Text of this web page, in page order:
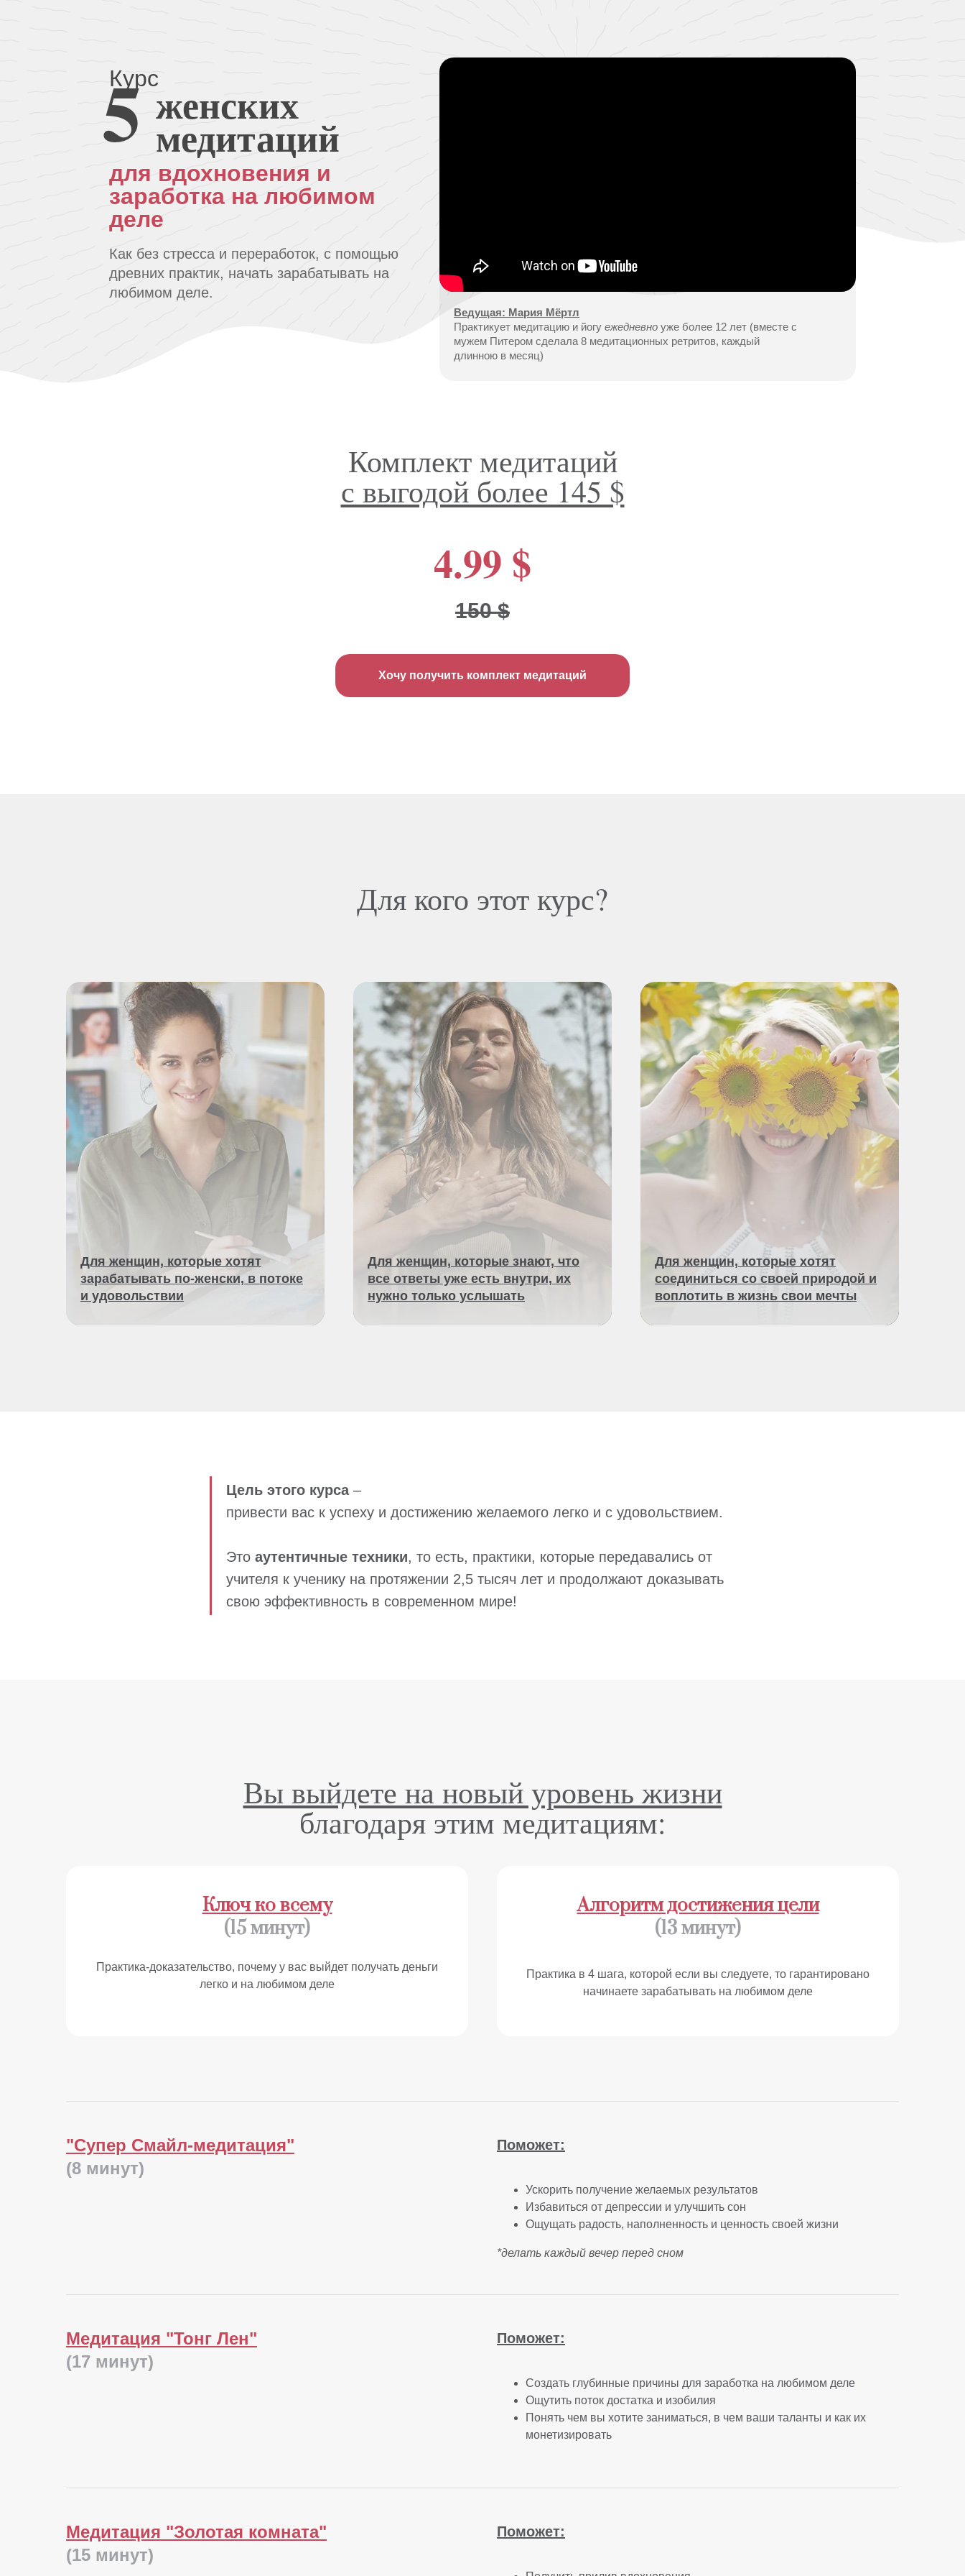
5 женских
медитаций
для вдохновения и
заработка на любимом
деле
Как без стресса и переработок, с помощью
древних практик, начать зарабатывать на
любимом деле.
Ведущая: Мария Мёртл
Практикует медитацию и йогу ежедневно уже более 12 лет (вместе с
мужем Питером сделала 8 медитационных ретритов, каждый
длинною в месяц)
Курс
Комплект медитаций
с выгодой более 145 $
4.99 $
150 $
Хочу получить комплект медитаций
Для кого этот курс?
Для женщин, которые хотят
зарабатывать по-женски, в потоке
и удовольствии
Для женщин, которые знают, что
все ответы уже есть внутри, их
нужно только услышать
Для женщин, которые хотят
соединиться со своей природой и
воплотить в жизнь свои мечты
Цель этого курса –
привести вас к успеху и достижению желаемого легко и с удовольствием.
Это аутентичные техники, то есть, практики, которые передавались от
учителя к ученику на протяжении 2,5 тысяч лет и продолжают доказывать
свою эффективность в современном мире!
Вы выйдете на новый уровень жизни
благодаря этим медитациям:
Ключ ко всему
(15 минут)
Практика-доказательство, почему у вас выйдет получать деньги
легко и на любимом деле
Алгоритм достижения цели
(13 минут)
Практика в 4 шага, которой если вы следуете, то гарантировано
начинаете зарабатывать на любимом деле
"Супер Смайл-медитация"
(8 минут)
Поможет:
Ускорить получение желаемых результатов
Избавиться от депрессии и улучшить сон
Ощущать радость, наполненность и ценность своей жизни
*делать каждый вечер перед сном
Медитация "Тонг Лен"
(17 минут)
Поможет:
Создать глубинные причины для заработка на любимом деле
Ощутить поток достатка и изобилия
Понять чем вы хотите заниматься, в чем ваши таланты и как их
монетизировать
Медитация "Золотая комната"
(15 минут)
Поможет: